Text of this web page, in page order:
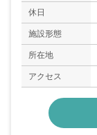
休日
施設形態
所在地
アクセス